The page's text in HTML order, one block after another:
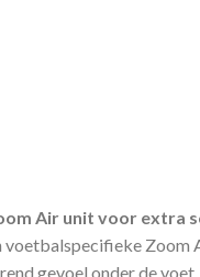
Air unit voor extra
voetbalspecifieke Zoom
gevoel onder de